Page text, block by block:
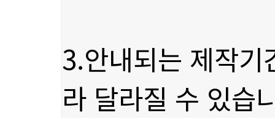
라 달라질 수 있습